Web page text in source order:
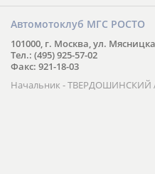
Автомотоклуб МГС РОСТО
101000, г. Москва, ул.
Тел.: (495) 925-57-02
Факс: 921-18-03
Начальник - ТВЕРДОШИНСКИЙ